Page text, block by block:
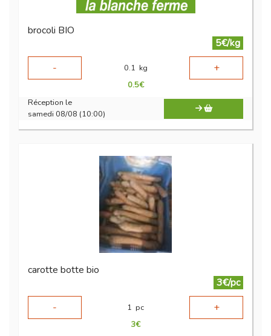
brocoli BIO
5€/kg
-
0.1 kg +
0.5€
Réception le
samedi 08/08 (10:00)
carotte botte bio
3€/pc
-
1 pc +
3€